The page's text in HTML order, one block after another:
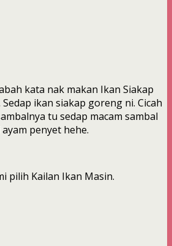
kata nak makan Ikan Siakap
ikan siakap goreng ni. Cicah
tu sedap macam sambal
ayam penyet hehe.
pilih Kailan Ikan Masin.